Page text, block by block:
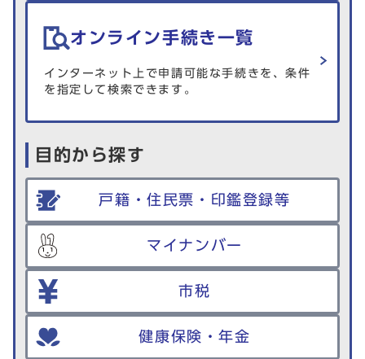
オンライン手続き一覧
インターネット上で申請可能な手続きを、条件
を指定して検索できます。
目的から探す
戸籍・住民票・印鑑登録等
マイナンバー
市税
健康保険・年金